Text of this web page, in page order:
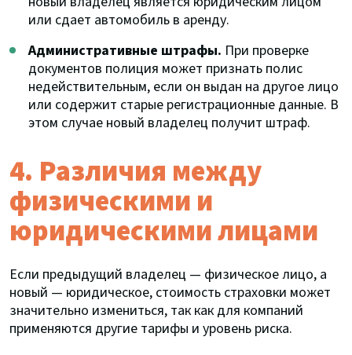
или сдает автомобиль в аренду.
Административные штрафы. При проверке
документов полиция может признать полис
недействительным, если он выдан на другое лицо
или содержит старые регистрационные данные. В
этом случае новый владелец получит штраф.
4. Различия между
физическими и
юридическими лицами
Если предыдущий владелец — физическое лицо, а
новый — юридическое, стоимость страховки может
значительно измениться, так как для компаний
применяются другие тарифы и уровень риска.